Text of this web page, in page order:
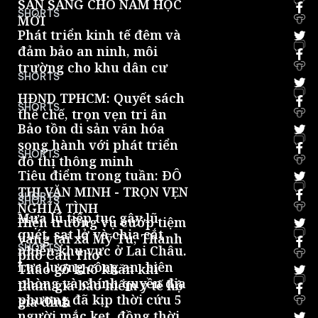
SẴN SÀNG CHO NĂM HỌC
MỚI
0
SHORTS
Phát triển kinh tế đêm và
đảm bảo an ninh, môi
trường cho khu dân cư
0
SHORTS
HĐND TPHCM: Quyết sách
thể chế, trọn vẹn tri ân
0
SHORTS
Bảo tồn di sản văn hóa
song hành với phát triển
đô thị thông minh
0
SHORTS
Tiêu điểm trong tuần: ĐÔ
THỊ VĂN MINH - TRỌN VẸN
NGHĨA TÌNH
0
SHORTS
Hiện trường vụ cướp tiệm
vàng tại xã Mỹ Tú, Thành
phố Cần Thơ
0
SHORTS
Tháo gỡ khó khăn khi
tham gia bảo hiểm y tế hộ
gia đình
0
SHORTS
Mưa lũ tiếp tục gây lũ
quét, sạt lở và chia cắt
nhiều khu vực ở Lai Châu.
Lực lượng công an, biên
phòng và chính quyền địa
phương đã kịp thời cứu 5